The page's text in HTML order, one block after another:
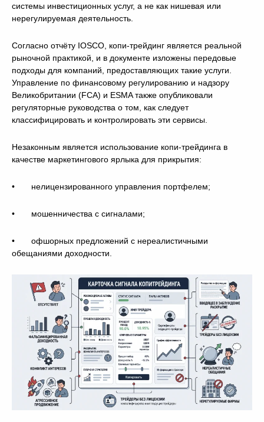
системы инвестиционных услуг, а не как нишевая или
нерегулируемая деятельность.
Согласно отчёту IOSCO, копи-трейдинг является реальной
рыночной практикой, и в документе изложены передовые
подходы для компаний, предоставляющих такие услуги.
Управление по финансовому регулированию и надзору
Великобритании (FCA) и ESMA также опубликовали
регуляторные руководства о том, как следует
классифицировать и контролировать эти сервисы.
Незаконным является использование копи-трейдинга в
качестве маркетингового ярлыка для прикрытия:
• нелицензированного управления портфелем;
• мошенничества с сигналами;
• офшорных предложений с нереалистичными
обещаниями доходности.